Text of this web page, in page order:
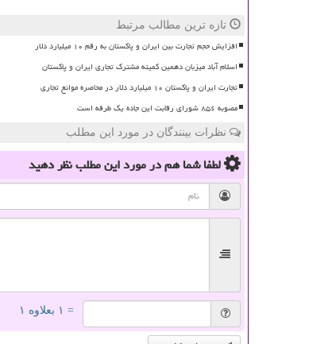
تازه ترین مطالب مرتبط
افزایش حجم تجارت بین ایران و پاکستان به رقم ۱۰ میلیارد دلار
اسلام آباد میزبان دهمین کمیته مشترک تجاری ایران و پاکستان
تجارت ایران و پاکستان ۱۰ میلیارد دلار در محاصره موانع تجاری
مصوبه ۸۵۶ شورای رقابت این جاده یک طرفه است
نظرات بینندگان در مورد این مطلب
لطفا شما همدر مورد این مطلبنظر دهید
= ۱ بعلاوه ۱